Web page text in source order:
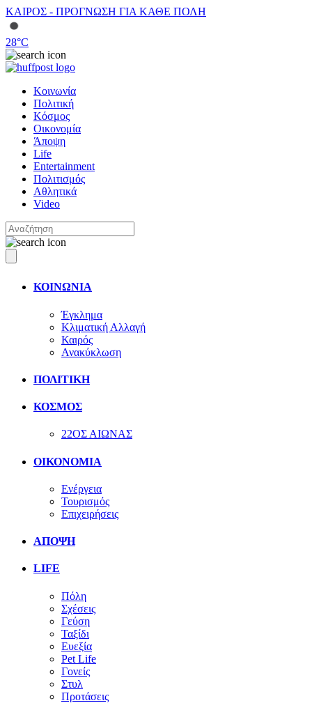
ΚΑΙΡΟΣ - ΠΡΟΓΝΩΣΗ ΓΙΑ ΚΑΘΕ ΠΟΛΗ
28°C
Κοινωνία
Πολιτική
Κόσμος
Οικονομία
Άποψη
Life
Entertainment
Πολιτισμός
Αθλητικά
Video
ΚΟΙΝΩΝΙΑ
Έγκλημα
Κλιματική Αλλαγή
Καιρός
Ανακύκλωση
ΠΟΛΙΤΙΚΗ
ΚΟΣΜΟΣ
22ΟΣ ΑΙΩΝΑΣ
ΟΙΚΟΝΟΜΙΑ
Ενέργεια
Τουρισμός
Επιχειρήσεις
ΑΠΟΨΗ
LIFE
Πόλη
Σχέσεις
Γεύση
Ταξίδι
Ευεξία
Pet Life
Γονείς
Στυλ
Προτάσεις